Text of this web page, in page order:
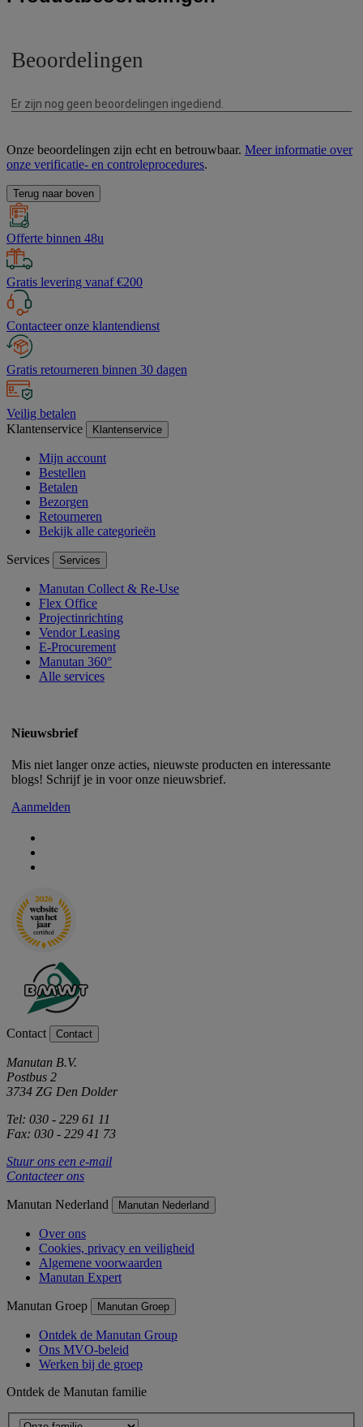
Onze beoordelingen zijn echt en betrouwbaar. Meer informatie over
onze verificatie- en controleprocedures.
Terug naar boven
Offerte binnen 48u
Gratis levering vanaf €200
Contacteer onze klantendienst
Gratis retourneren binnen 30 dagen
Veilig betalen
Klantenservice
Klantenservice
Mijn account
Bestellen
Betalen
Bezorgen
Retourneren
Bekijk alle categorieën
Services Services
Manutan Collect & Re-Use
Flex Office
Projectinrichting
Vendor Leasing
E-Procurement
Manutan 360°
Alle services
Nieuwsbrief
Mis niet langer onze acties, nieuwste producten en interessante
blogs! Schrijf je in voor onze nieuwsbrief.
Aanmelden
Contact Contact
Manutan B.V.
Postbus 2
3734 ZG Den Dolder
Tel: 030 - 229 61 11
Fax: 030 - 229 41 73
Stuur ons een e-mail
Contacteer ons
Manutan Nederland Manutan Nederland
Over ons
Cookies, privacy en veiligheid
Algemene voorwaarden
Manutan Expert
Manutan Groep Manutan Groep
Ontdek de Manutan Group
Ons MVO-beleid
Werken bij de groep
Ontdek de Manutan familie